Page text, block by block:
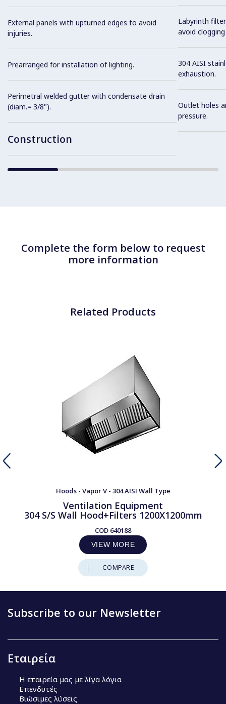
External panels with upturned edges to avoid
injuries.
Prearranged for installation of lighting.
Perimetral welded gutter with condensate drain
(diam.= 3/8").
Construction
Labyrinth
avoid
304 AISI
exhaustion.
Outlet holes
pressure.
Complete the form below to request
more information
Related Products
Hoods - Vapor V - 304 AISI Wall Type
Ventilation Equipment
304 S/S Wall Hood+Filters 1200X1200mm
COD 640188
VIEW MORE
COMPARE
Subscribe to our Newsletter
Εταιρεία
Η εταιρεία μας με λίγα λόγια
Επενδυτές
Βιώσιμες λύσεις